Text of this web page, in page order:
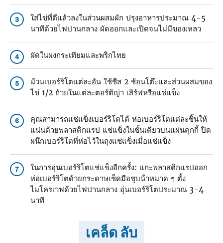
3
ใส่ไข่ที่ตีแล้วลงในส่วนผสมผัก ปรุงอาหารประมาณ 4-5
นาทีด้วยไฟปานกลาง ผัดออกและเปิดจนไม่มีของเหลว
4 ผัดในผงกระเทียมและพริกไทย
5
ม้วนเบอร์ริโตแต่ละอัน ใช้ชีส 2 ช้อนโต๊ะและส่วนผสมของ
ไข่ 1/2 ถ้วยในแต่ละตอร์ติญ่า เสิร์ฟหรือแช่แข็ง
6
คุณสามารถแช่แข็งเบอร์ริโตได้ ห่อเบอร์ริโตแต่ละชิ้นให้
แน่นด้วยพลาสติกแรป แช่แข็งในชั้นเดียวบนแผ่นคุกกี้ ปิด
ผนึกเบอร์ริโตที่ห่อไว้ในถุงแช่แข็งเมื่อแช่แข็ง
7
ในการอุ่นเบอร์ริโตแช่แข็งอีกครั้ง: แกะพลาสติกแรปออก
ห่อเบอร์ริโตด้วยกระดาษเช็ดมือชุบน้ําหมาด ๆ ตั้ง
ไมโครเวฟด้วยไฟปานกลาง อุ่นเบอร์ริโตประมาณ 3-4
นาที
เคล็ด ลับ